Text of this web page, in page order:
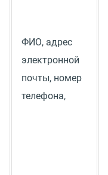
ФИО, адрес
электронной
почты, номер
телефона,